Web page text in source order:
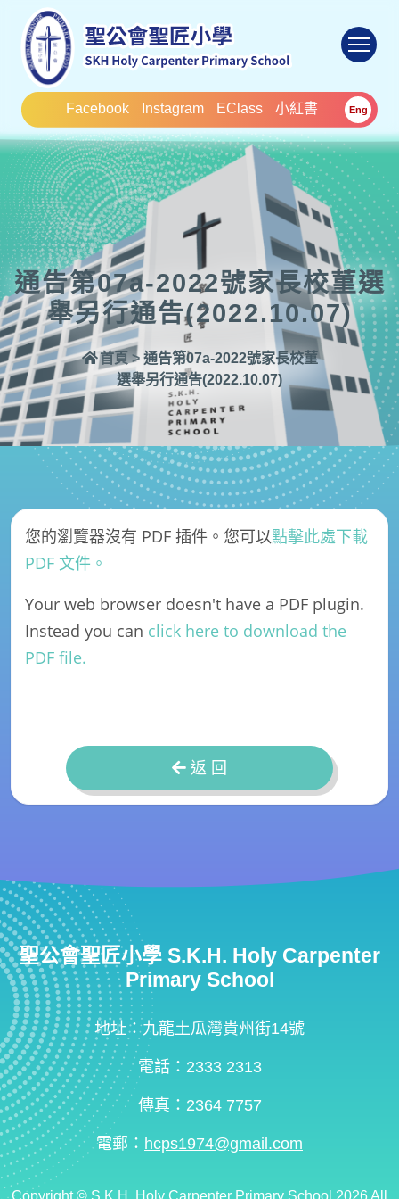
Facebook Instagram EClass 小紅書 Eng
通告第07a-2022號家長校菫選
舉另行通告(2022.10.07)
首頁 > 通告第07a-2022號家長校菫
選舉另行通告(2022.10.07)
您的瀏覽器沒有 PDF 插件。您可以點擊此處下載
PDF 文件。
Your web browser doesn't have a PDF plugin.
Instead you can click here to download the
PDF file.
返 回
聖公會聖匠小學 S.K.H. Holy Carpenter
Primary School
地址：九龍土瓜灣貴州街14號
電話：2333 2313
傳真：2364 7757
電郵： hcps1974@gmail.com
Copyright © S.K.H. Holy Carpenter Primary School 2026 All